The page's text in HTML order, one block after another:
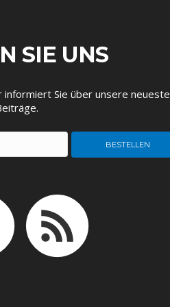
SIE UNS
Sie über unsere